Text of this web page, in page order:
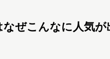
ぜこんなに人気が